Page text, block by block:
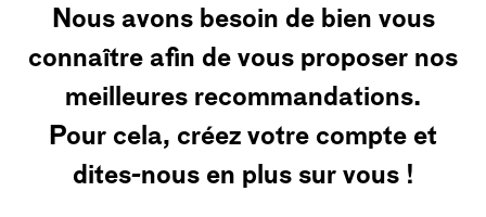
Nous avons besoin de bien vous
connaître afin de vous proposer nos
meilleures recommandations.
Pour cela, créez votre compte et
dites-nous en plus sur vous !